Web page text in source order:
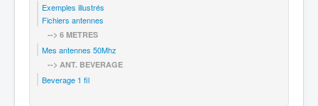
Exemples illustrés
Fichiers antennes
--> 6 METRES
Mes antennes 50Mhz
--> ANT. BEVERAGE
Beverage 1 fil